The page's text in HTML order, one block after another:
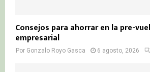
Consejos para ahorrar en la pre-
empresarial
Por Gonzalo Royo Gasca 6 agosto, 2026